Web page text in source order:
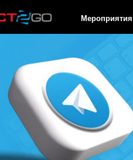
Мероприятия